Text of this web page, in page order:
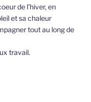
de l’hiver, en
et sa chaleur
tout au long de
travail.